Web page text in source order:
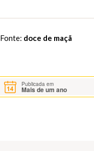
Fonte: doce de maçã
Publicada em
Mais de um ano